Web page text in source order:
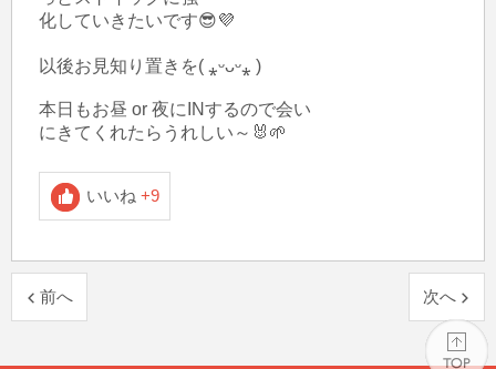
化していきたいです😎💜
以後お見知り置きを( ⁎ᵕᴗᵕ⁎ )
本日もお昼 or 夜にINするので会い
にきてくれたらうれしい～🐰🌱
いいね +9
前へ 次へ